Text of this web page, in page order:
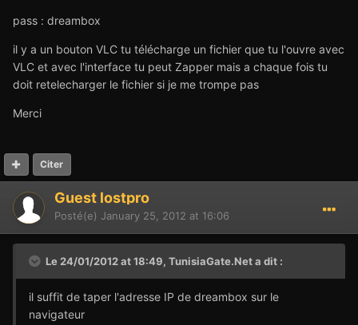
pass : dreambox
il y a un bouton VLC tu télécharge un fichier que tu l'ouvre avec
VLC et avec l'interface tu peut Zapper mais a chaque fois tu
doit retelecharger le fichier si je me trompe pas
Merci
Citer
Guest lostpro
Posté(e) January 25, 2012 at 16:06
Le 24/01/2012 at 18:49, TunisiaGate.Net a dit :
il suffit de taper l'adresse IP de dreambox sur le
navigateur